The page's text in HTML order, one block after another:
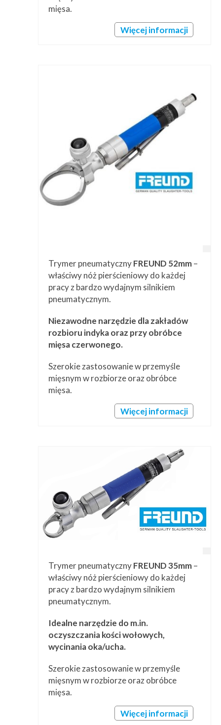
mięsa.
Więcej informacji
Trymer pneumatycznyFREUND 52mm–
właściwy nóż pierścieniowy do każdej
pracy z bardzo wydajnym silnikiem
pneumatycznym.
Niezawodne narzędzie dla zakładów
rozbioru indyka oraz przy obróbce
mięsa czerwonego.
Szerokie zastosowanie w przemyśle
mięsnym w rozbiorze oraz obróbce
mięsa.
Więcej informacji
Trymer pneumatycznyFREUND 35mm–
właściwy nóż pierścieniowy do każdej
pracy z bardzo wydajnym silnikiem
pneumatycznym.
Idealne narzędzie do m.in.
oczyszczania kości wołowych,
wycinania oka/ucha.
Szerokie zastosowanie w przemyśle
mięsnym w rozbiorze oraz obróbce
mięsa.
Więcej informacji